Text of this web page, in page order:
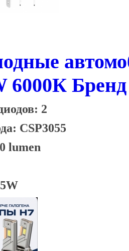
6000К
2
CSP3055
lumen